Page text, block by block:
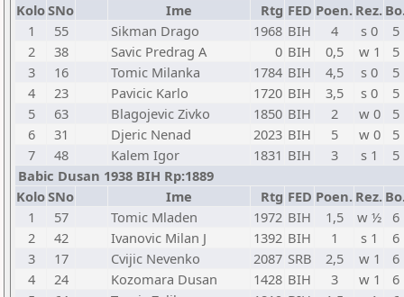
KoloSNo Ime Rtg FED Poen. Rez.
1
55 Sikman Drago 1968 BIH 4 s 0
5
2
38 Savic Predrag A 0 BIH 0,5 w 1
5
3
16 Tomic Milanka 1784 BIH 4,5 s 0
5
4
23 Pavicic Karlo 1720 BIH 3,5 s 0
5
5
63 Blagojevic Zivko 1850 BIH 2 w 0
5
6
31 Djeric Nenad 2023 BIH 5 w 0
5
7
48 Kalem Igor 1831 BIH 3 s 1
5
Babic Dusan 1938 BIH Rp:1889
KoloSNo Ime Rtg FED Poen. Rez.
1
57 Tomic Mladen 1972 BIH 1,5 w ½
6
2
42 Ivanovic Milan J 1392 BIH 1 s 1
6
3
17 Cvijic Nevenko 2087 SRB 2,5 w 1
6
4
24 Kozomara Dusan 1428 BIH 3 w 1
6